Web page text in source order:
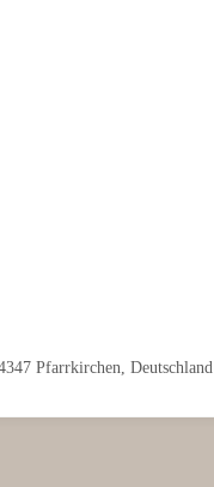
Pfarrkirchen, Deutschland